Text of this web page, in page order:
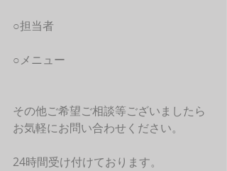
○担当者
○メニュー
その他ご希望ご相談等ございましたら
お気軽にお問い合わせください。
24時間受け付けております。